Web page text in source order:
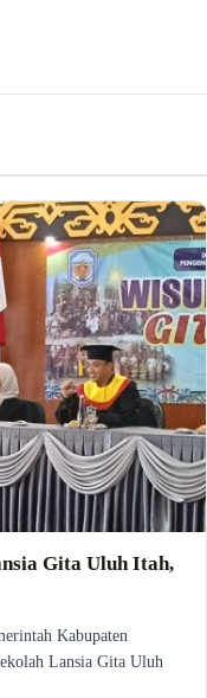
Gita Uluh Itah,
Kabupaten
Lansia Gita Uluh